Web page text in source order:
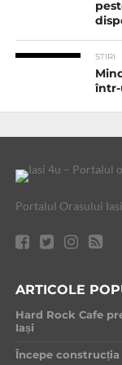
STIRI
Portalul Orasului Iasi
ARTICOLE
Hard Rock Cafe
Iași
Începe